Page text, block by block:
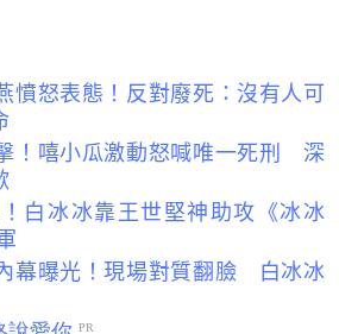
憤怒表態！反對廢死：沒有人可
！嘻小瓜激動怒喊唯一死刑 深
白冰冰靠王世堅神助攻《冰冰
幕曝光！現場對質翻臉 白冰冰